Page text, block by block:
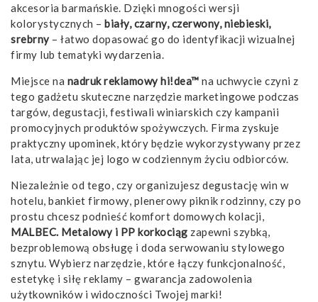
akcesoria barmańskie. Dzięki mnogości wersji
kolorystycznych – biały, czarny, czerwony, niebieski,
srebrny– łatwo dopasować go do identyfikacji wizualnej
firmy lub tematyki wydarzenia.
Miejsce na nadruk reklamowy hi!dea™ na uchwycie czyni z
tego gadżetu skuteczne narzędzie marketingowe podczas
targów, degustacji, festiwali winiarskich czy kampanii
promocyjnych produktów spożywczych. Firma zyskuje
praktyczny upominek, który będzie wykorzystywany przez
lata, utrwalając jej logo w codziennym życiu odbiorców.
Niezależnie od tego, czy organizujesz degustację win w
hotelu, bankiet firmowy, plenerowy piknik rodzinny, czy po
prostu chcesz podnieść komfort domowych kolacji,
MALBEC. Metalowy i PP korkociąg zapewni szybką,
bezproblemową obsługę i doda serwowaniu stylowego
sznytu. Wybierz narzędzie, które łączy funkcjonalność,
estetykę i siłę reklamy – gwarancja zadowolenia
użytkowników i widoczności Twojej marki!